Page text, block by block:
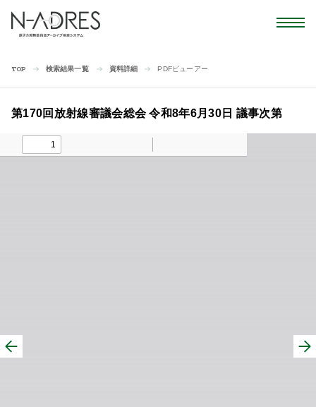
TOP 検索結果一覧 資料詳細 PDFビューアー
第170回放射線審議会総会 令和8年6月30日 議事次第